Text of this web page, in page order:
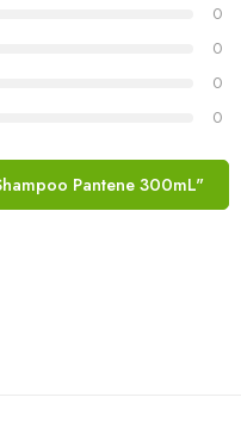
0
0
0
0
Pantene 300mL"